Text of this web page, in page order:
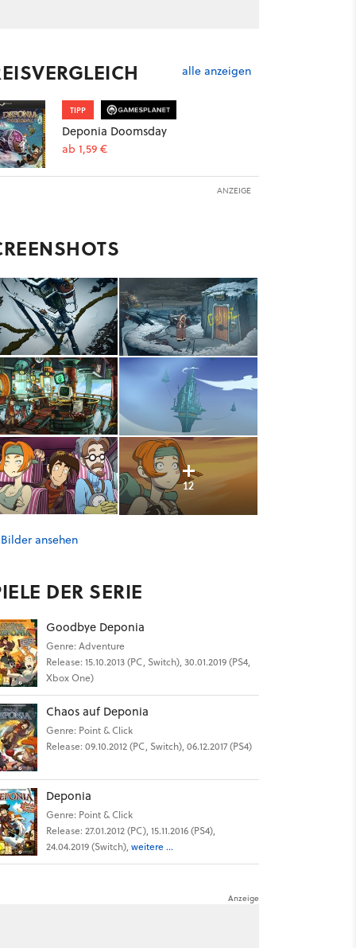
alle anzeigen
TIPP
Deponia Doomsday
ab 1,59 €
ANZEIGE
12
ansehen
DER SERIE
Goodbye Deponia
Genre: Adventure
Release: 15.10.2013 (PC, Switch), 30.01.2019 (PS4,
Xbox One)
Chaos auf Deponia
Genre: Point & Click
Release: 09.10.2012 (PC, Switch), 06.12.2017 (PS4)
Deponia
Genre: Point & Click
Release: 27.01.2012 (PC), 15.11.2016 (PS4),
24.04.2019 (Switch), weitere ...